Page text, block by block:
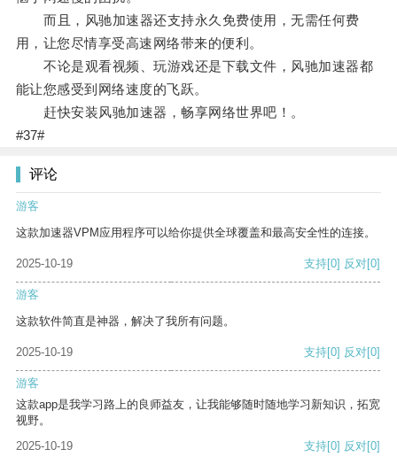
而且，风驰加速器还支持永久免费使用，无需任何费
用，让您尽情享受高速网络带来的便利。
不论是观看视频、玩游戏还是下载文件，风驰加速器都
能让您感受到网络速度的飞跃。
赶快安装风驰加速器，畅享网络世界吧！。
#37#
评论
游客
这款加速器VPM应用程序可以给你提供全球覆盖和最高安全性的连接。
2025-10-19 支持[0] 反对[0]
游客
这款软件简直是神器，解决了我所有问题。
2025-10-19 支持[0] 反对[0]
游客
这款app是我学习路上的良师益友，让我能够随时随地学习新知识，拓宽
视野。
2025-10-19
支持[0] 反对[0]